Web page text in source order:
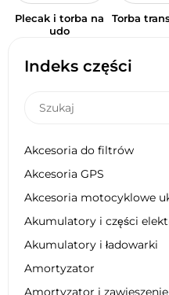
Indeks części
Akcesoria do filtrów
Akcesoria GPS
Akcesoria motocyklowe
Akumulatory i części
Akumulatory i ładowarki
Amortyzator
Amortyzator i zawieszenie
Plecak i torba na
udo
Torba